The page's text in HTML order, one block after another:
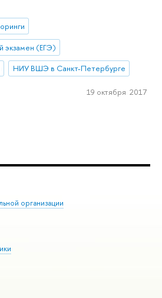
экзамен (ЕГЭ)
НИУ ВШЭ в Санкт-Петербурге
19 октября 2017
организации